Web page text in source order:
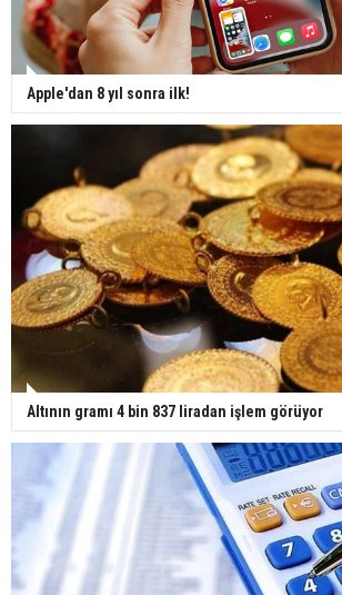
Apple'dan 8 yıl sonra ilk!
Altının gramı 4 bin 837 liradan işlem görüyor